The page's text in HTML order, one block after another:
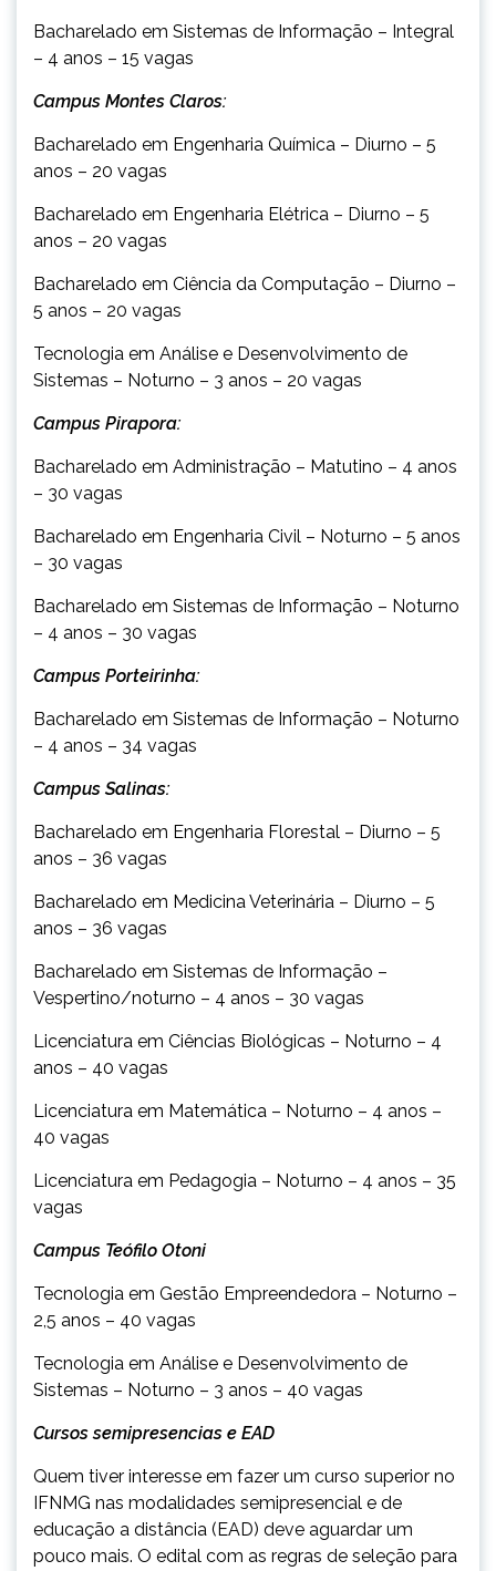
Bacharelado em Sistemas de Informação – Integral
– 4 anos – 15 vagas
Campus Montes Claros:
Bacharelado em Engenharia Química – Diurno – 5
anos – 20 vagas
Bacharelado em Engenharia Elétrica – Diurno – 5
anos – 20 vagas
Bacharelado em Ciência da Computação – Diurno –
5 anos – 20 vagas
Tecnologia em Análise e Desenvolvimento de
Sistemas – Noturno – 3 anos – 20 vagas
Campus Pirapora:
Bacharelado em Administração – Matutino – 4 anos
– 30 vagas
Bacharelado em Engenharia Civil – Noturno – 5 anos
– 30 vagas
Bacharelado em Sistemas de Informação – Noturno
– 4 anos – 30 vagas
Campus Porteirinha:
Bacharelado em Sistemas de Informação – Noturno
– 4 anos – 34 vagas
Campus Salinas:
Bacharelado em Engenharia Florestal – Diurno – 5
anos – 36 vagas
Bacharelado em Medicina Veterinária – Diurno – 5
anos – 36 vagas
Bacharelado em Sistemas de Informação –
Vespertino/noturno – 4 anos – 30 vagas
Licenciatura em Ciências Biológicas – Noturno – 4
anos – 40 vagas
Licenciatura em Matemática – Noturno – 4 anos –
40 vagas
Licenciatura em Pedagogia – Noturno – 4 anos – 35
vagas
Campus Teófilo Otoni
Tecnologia em Gestão Empreendedora – Noturno –
2,5 anos – 40 vagas
Tecnologia em Análise e Desenvolvimento de
Sistemas – Noturno – 3 anos – 40 vagas
Cursos semipresencias e EAD
Quem tiver interesse em fazer um curso superior no
IFNMG nas modalidades semipresencial e de
educação a distância (EAD) deve aguardar um
pouco mais. O edital com as regras de seleção para